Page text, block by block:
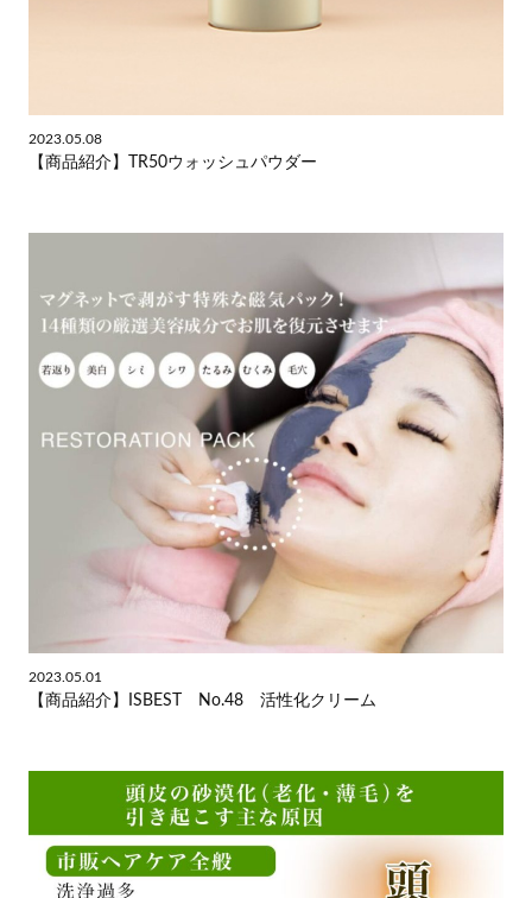
2023.05.08
【商品紹介】TR50ウォッシュパウダー
2023.05.01
【商品紹介】ISBEST No.48 活性化クリーム